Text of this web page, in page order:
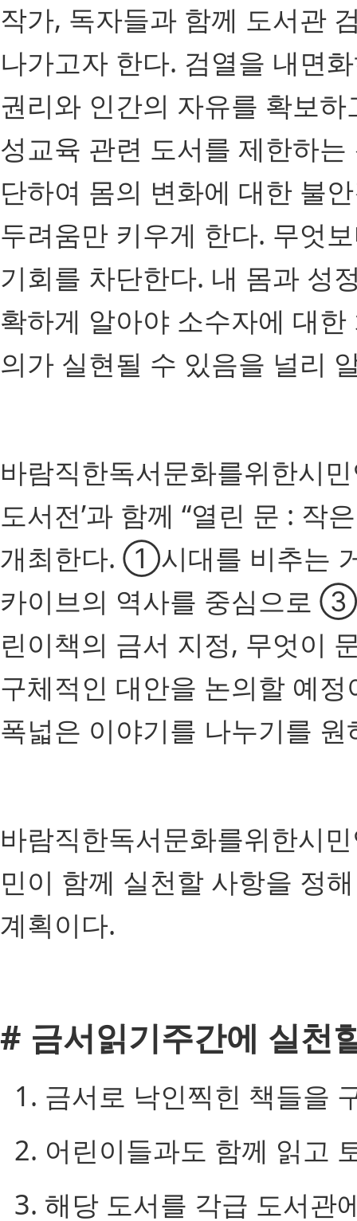
작가, 독자들과 함께 도서관
나가고자 한다. 검열을 내면
권리와 인간의 자유를 확보
성교육 관련 도서를 제한하
단하여 몸의 변화에 대한 불
두려움만 키우게 한다. 무엇
기회를 차단한다. 내 몸과 성
확하게 알아야 소수자에 대
의가 실현될 수 있음을 널리
바람직한독서문화를위한시
도서전’과 함께 “열린 문 : 작
개최한다. ①시대를 비추는
카이브의 역사를 중심으로
린이책의 금서 지정, 무엇이
구체적인 대안을 논의할 예
폭넓은 이야기를 나누기를
바람직한독서문화를위한시
민이 함께 실천할 사항을 정
계획이다.
# 금서읽기주간에 실천
1. 금서로 낙인찍힌 책들을
2. 어린이들과도 함께 읽고
3. 해당 도서를 각급 도서관